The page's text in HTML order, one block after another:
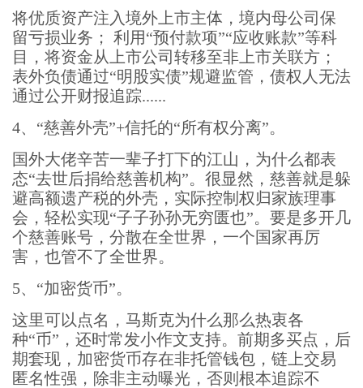
将优质资产注入境外上市主体，境内母公司保
留亏损业务； 利用“预付款项”“应收账款”等科
目，将资金从上市公司转移至非上市关联方；
表外负债通过“明股实债”规避监管，债权人无法
通过公开财报追踪......
4、“慈善外壳”+信托的“所有权分离”。
国外大佬辛苦一辈子打下的江山，为什么都表
态“去世后捐给慈善机构”。很显然，慈善就是躲
避高额遗产税的外壳，实际控制权归家族理事
会，轻松实现“子子孙孙无穷匮也”。要是多开几
个慈善账号，分散在全世界，一个国家再厉
害，也管不了全世界。
5、“加密货币”。
这里可以点名，马斯克为什么那么热衷各
种“币”，还时常发小作文支持。前期多买点，后
期套现，加密货币存在非托管钱包，链上交易
匿名性强，除非主动曝光，否则根本追踪不